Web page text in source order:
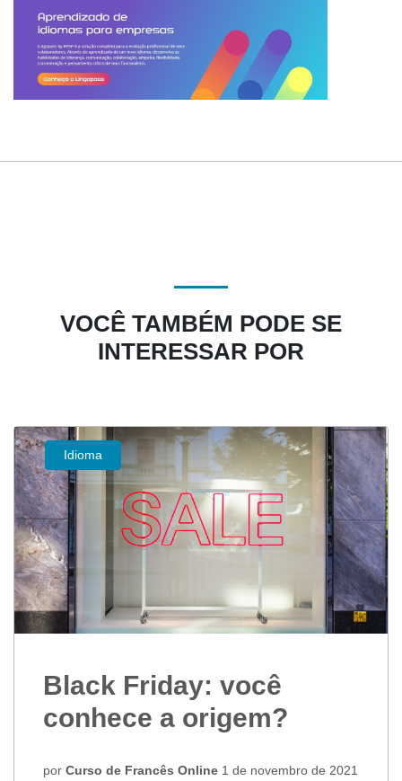
VOCÊ TAMBÉM PODE SE
INTERESSAR POR
Idioma
Black Friday: você
conhece a origem?
por Curso de Francês Online 1 de novembro de 2021